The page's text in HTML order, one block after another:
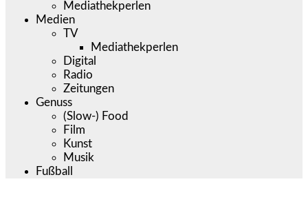
Mediathekperlen
Medien
TV
Mediathekperlen
Digital
Radio
Zeitungen
Genuss
(Slow-) Food
Film
Kunst
Musik
Fußball